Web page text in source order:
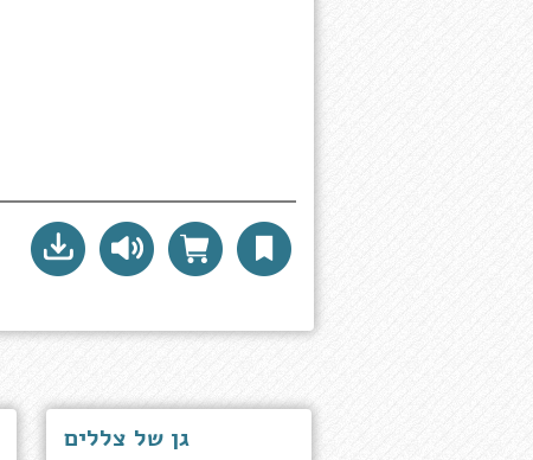
גן של צללים